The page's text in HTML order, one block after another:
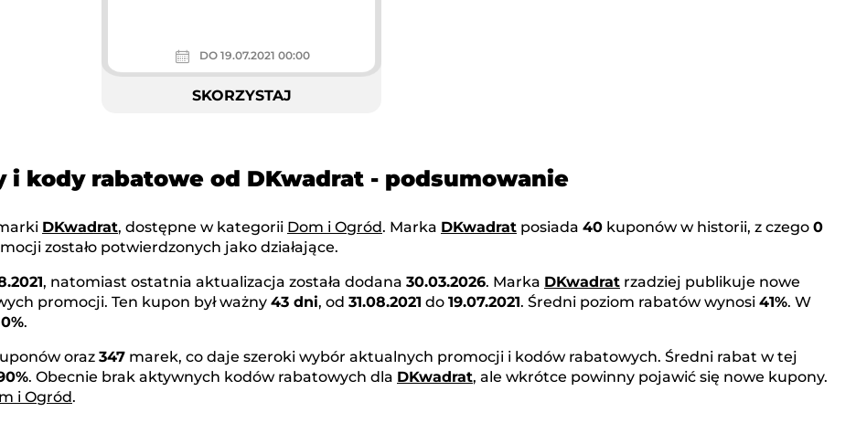
DO 19.07.2021 00:00
SKORZYSTAJ
i kody rabatowe od DKwadrat - podsumowanie
DKwadrat, dostępne w kategorii Dom i Ogród. Marka DKwadrat posiada 40 kuponów w historii, z czego 0
zostało potwierdzonych jako działające.
, natomiast ostatnia aktualizacja została dodana 30.03.2026. Marka DKwadrat rzadziej publikuje nowe
promocji. Ten kupon był ważny 43 dni, od 31.08.2021 do 19.07.2021. Średni poziom rabatów wynosi 41%. W
.
oraz 347 marek, co daje szeroki wybór aktualnych promocji i kodów rabatowych. Średni rabat w tej
. Obecnie brak aktywnych kodów rabatowych dla DKwadrat, ale wkrótce powinny pojawić się nowe kupony.
i Ogród.